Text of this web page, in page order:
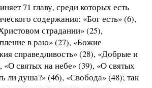
71 главу, среди которых есть
содержания: «Бог есть» (6),
страдании» (25),
в раю» (27), «Божие
справедливость» (28), «Добрые и
«О святых на небе» (39), «О святых
ли душа?» (46), «Свобода» (48); так